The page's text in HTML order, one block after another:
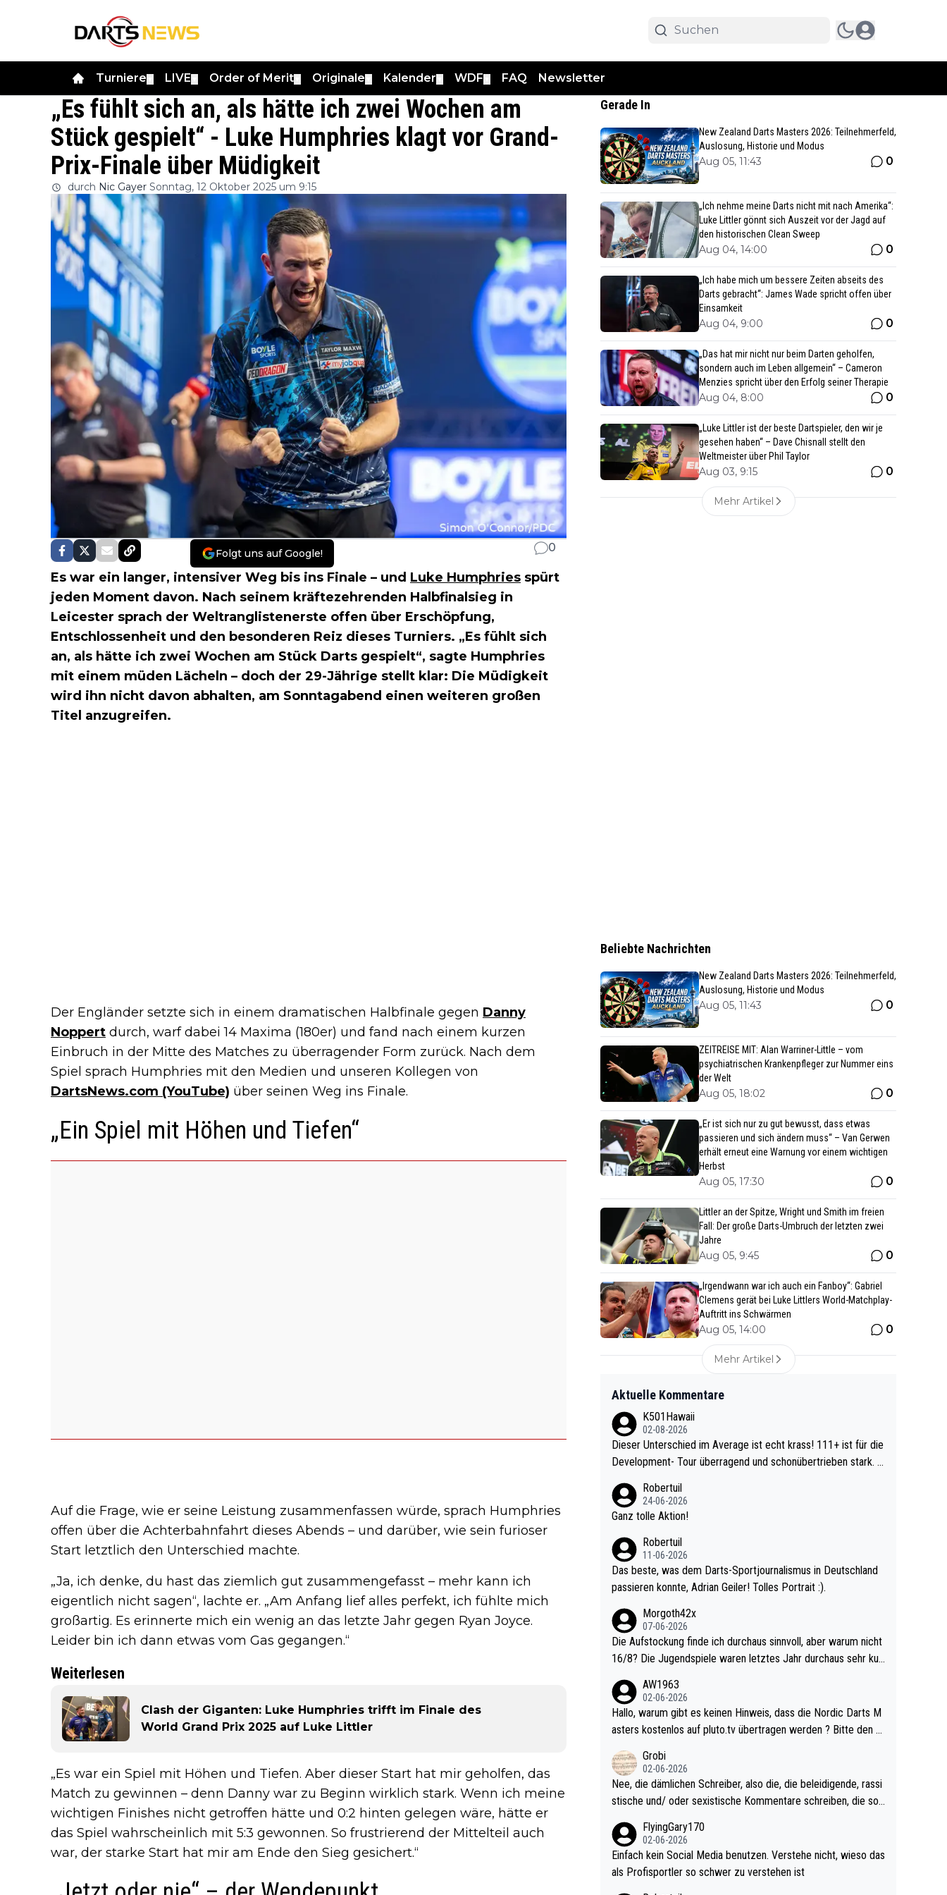
Turniere LIVE Order of Merit Originale Kalender WDF FAQ Newsletter
„Es fühlt sich an, als hätte ich zwei Wochen am
Stück gespielt“ - Luke Humphries klagt vor Grand-
Prix-Finale über Müdigkeit
durch Nic Gayer Sonntag, 12 Oktober 2025 um 9:15
Folgt uns auf Google! 0
Es war ein langer, intensiver Weg bis ins Finale – und Luke Humphries spürt
jeden Moment davon. Nach seinem kräftezehrenden Halbfinalsieg in
Leicester sprach der Weltranglistenerste offen über Erschöpfung,
Entschlossenheit und den besonderen Reiz dieses Turniers. „Es fühlt sich
an, als hätte ich zwei Wochen am Stück Darts gespielt“, sagte Humphries
mit einem müden Lächeln – doch der 29-Jährige stellt klar: Die Müdigkeit
wird ihn nicht davon abhalten, am Sonntagabend einen weiteren großen
Titel anzugreifen.
Der Engländer setzte sich in einem dramatischen Halbfinale gegen Danny
Noppert durch, warf dabei 14 Maxima (180er) und fand nach einem kurzen
Einbruch in der Mitte des Matches zu überragender Form zurück. Nach dem
Spiel sprach Humphries mit den Medien und unseren Kollegen von
DartsNews.com (YouTube) über seinen Weg ins Finale.
„Ein Spiel mit Höhen und Tiefen“
Auf die Frage, wie er seine Leistung zusammenfassen würde, sprach Humphries
offen über die Achterbahnfahrt dieses Abends – und darüber, wie sein furioser
Start letztlich den Unterschied machte.
„Ja, ich denke, du hast das ziemlich gut zusammengefasst – mehr kann ich
eigentlich nicht sagen“, lachte er. „Am Anfang lief alles perfekt, ich fühlte mich
großartig. Es erinnerte mich ein wenig an das letzte Jahr gegen Ryan Joyce.
Leider bin ich dann etwas vom Gas gegangen.“
Weiterlesen
Clash der Giganten: Luke Humphries trifft im Finale des
World Grand Prix 2025 auf Luke Littler
„Es war ein Spiel mit Höhen und Tiefen. Aber dieser Start hat mir geholfen, das
Match zu gewinnen – denn Danny war zu Beginn wirklich stark. Wenn ich meine
wichtigen Finishes nicht getroffen hätte und 0:2 hinten gelegen wäre, hätte er
das Spiel wahrscheinlich mit 5:3 gewonnen. So frustrierend der Mittelteil auch
war, der starke Start hat mir am Ende den Sieg gesichert.“
Gerade In
New Zealand Darts Masters 2026: Teilnehmerfeld,
Auslosung, Historie und Modus
Aug 05, 11:43 0
„Ich nehme meine Darts nicht mit nach Amerika“:
Luke Littler gönnt sich Auszeit vor der Jagd auf
den historischen Clean Sweep
Aug 04, 14:00 0
„Ich habe mich um bessere Zeiten abseits des
Darts gebracht“: James Wade spricht offen über
Einsamkeit
Aug 04, 9:00 0
„Das hat mir nicht nur beim Darten geholfen,
sondern auch im Leben allgemein“ – Cameron
Menzies spricht über den Erfolg seiner Therapie
Aug 04, 8:00 0
„Luke Littler ist der beste Dartspieler, den wir je
gesehen haben“ – Dave Chisnall stellt den
Weltmeister über Phil Taylor
Aug 03, 9:15 0
Mehr Artikel
Beliebte Nachrichten
New Zealand Darts Masters 2026: Teilnehmerfeld,
Auslosung, Historie und Modus
Aug 05, 11:43 0
ZEITREISE MIT: Alan Warriner-Little – vom
psychiatrischen Krankenpfleger zur Nummer eins
der Welt
Aug 05, 18:02 0
„Er ist sich nur zu gut bewusst, dass etwas
passieren und sich ändern muss“ – Van Gerwen
erhält erneut eine Warnung vor einem wichtigen
Herbst
Aug 05, 17:30 0
Littler an der Spitze, Wright und Smith im freien
Fall: Der große Darts-Umbruch der letzten zwei
Jahre
Aug 05, 9:45 0
„Irgendwann war ich auch ein Fanboy“: Gabriel
Clemens gerät bei Luke Littlers World-Matchplay-
Auftritt ins Schwärmen
Aug 05, 14:00 0
Mehr Artikel
Aktuelle Kommentare
K501Hawaii
02-08-2026
Dieser Unterschied im Average ist echt krass! 111+ ist für die
Development- Tour überragend und schonübertrieben stark. U
e mal 40+ erst recht. Da gewinnst keinen Blumentopf - ist ja n
och krasser wie ein Pokalspiel eines Kreisligisten vs einem Bu
Robertuil
24-06-2026
Ganz tolle Aktion!
Robertuil
11-06-2026
Das beste, was dem Darts-Sportjournalismus in Deutschland
passieren konnte, Adrian Geiler! Tolles Portrait :).
Morgoth42x
07-06-2026
Die Aufstockung finde ich durchaus sinnvoll, aber warum nicht
16/8? Die Jugendspiele waren letztes Jahr durchaus sehr kur
l. Allerdings ist Mitchell Lawrie als Nummer 1 der Welt eh quali
fiziert. Somit ändert die automatische Qualifikation des Weltm
eisters erstmal nichts. Ich denke sie wollen damit für nächste
d wohl wenig WDF Turniere spielen. Dies war bei Archie Self l
etztes Jahr der Fall. Er musste als amtierender Weltmeister d
urch den Qualifier und ich glaube kaum, dass Mitchel sich das
(in Vegas) antun würde, wenn er doch eigentlich die PDC-WM
als Ziel hat.
AW1963
02-06-2026
Hallo, warum gibt es keinen Hinweis, dass die Nordic Darts M
asters kostenlos auf pluto.tv übertragen werden ? Bitte den A
Grobi
02-06-2026
Nee, die dämlichen Schreiber, also die, die beleidigende, rassi
stische und/ oder sexistische Kommentare schreiben, die soll
nes Leben in den Griff kriegen. Nur eins wundert mich: Luke Li
ttler war doch neulich erst derjenige, der über Social Media G
vV provoziert hat. Und Littlers Mutter schießt öfters mal gege
FlyingGary170
02-06-2026
Einfach kein Social Media benutzen. Verstehe nicht, wieso das
als Profisportler so schwer zu verstehen ist